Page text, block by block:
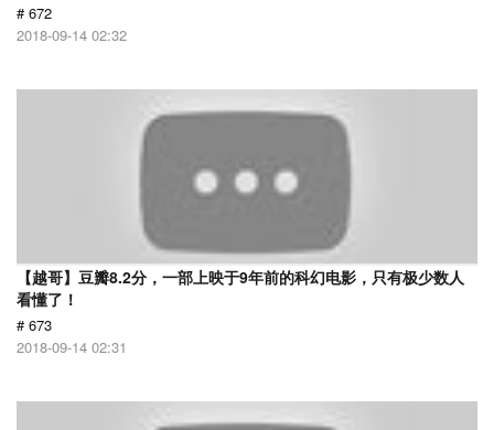
# 672
2018-09-14 02:32
【越哥】豆瓣8.2分，一部上映于9年前的科幻电影，只有极少数人
看懂了！
# 673
2018-09-14 02:31